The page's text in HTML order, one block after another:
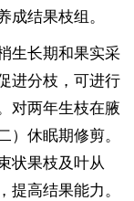
成结果枝组。
生长期和果实采
进分枝，可进行
对两年生枝在腋
）休眠期修剪。
状果枝及叶从
提高结果能力。